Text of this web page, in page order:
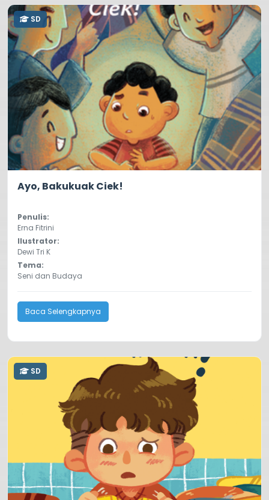
SD
Ayo, Bakukuak Ciek!
Penulis:
Erna Fitrini
Ilustrator:
Dewi Tri K
Tema:
Seni dan Budaya
Baca Selengkapnya
SD